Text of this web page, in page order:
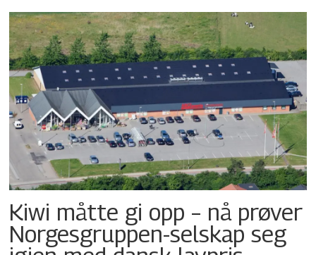
Kiwi måtte gi opp – nå prøver
Norgesgruppen-selskap seg